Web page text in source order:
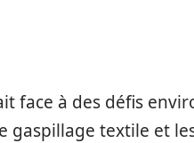
face à des défis
gaspillage textile et